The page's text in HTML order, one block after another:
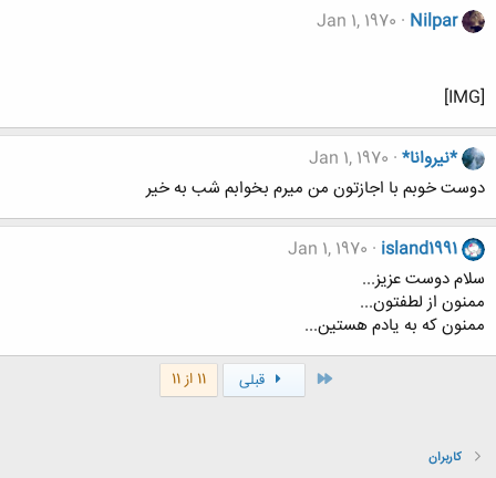
Nilpar
Jan 1, 1970
[IMG]
*نيروانا* Jan 1, 1970
دوست خوبم با اجازتون من ميرم بخوابم شب به خير
island1991
Jan 1, 1970
سلام دوست عزیز...
ممنون از لطفتون...
ممنون که به یادم هستین...
اول قبلی 11 از 11
کاربران